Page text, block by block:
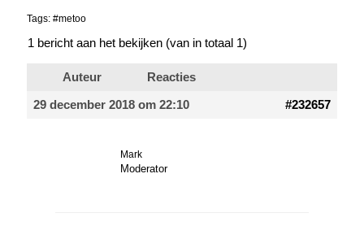
Tags:#metoo
1 bericht aan het bekijken (van in totaal 1)
Auteur
Reacties
29 december 2018 om 22:10
#232657
Mark
Moderator